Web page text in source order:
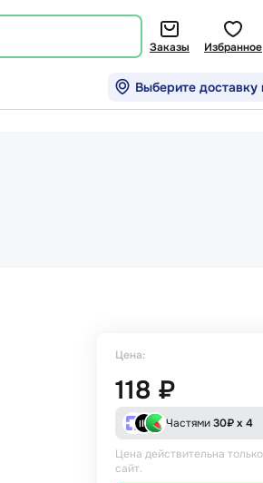
Заказы Избранное
Выберите
Цена:
118 ₽
Частями30₽ х 4
Цена действительна
сайт.